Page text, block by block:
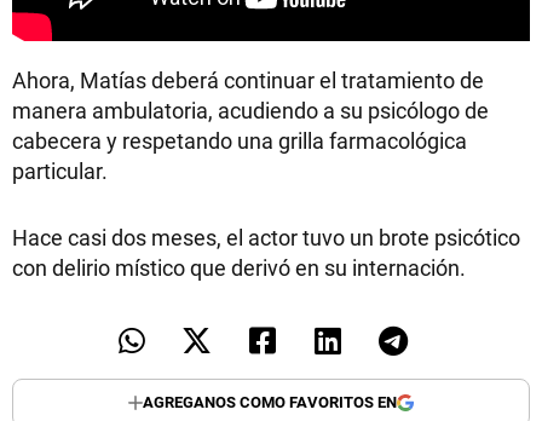
Ahora, Matías deberá continuar el tratamiento de
manera ambulatoria, acudiendo a su psicólogo de
cabecera y respetando una grilla farmacológica
particular.
Hace casi dos meses, el actor tuvo un brote psicótico
con delirio místico que derivó en su internación.
AGREGANOS COMO FAVORITOS EN